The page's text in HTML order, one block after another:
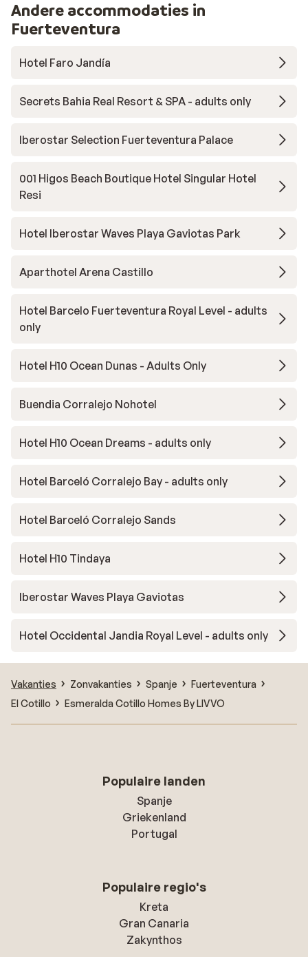
Andere accommodaties in
Fuerteventura
Hotel Faro Jandía
Secrets Bahia Real Resort & SPA - adults only
Iberostar Selection Fuerteventura Palace
001 Higos Beach Boutique Hotel Singular Hotel
Resi
Hotel Iberostar Waves Playa Gaviotas Park
Aparthotel Arena Castillo
Hotel Barcelo Fuerteventura Royal Level - adults
only
Hotel H10 Ocean Dunas - Adults Only
Buendia Corralejo Nohotel
Hotel H10 Ocean Dreams - adults only
Hotel Barceló Corralejo Bay - adults only
Hotel Barceló Corralejo Sands
Hotel H10 Tindaya
Iberostar Waves Playa Gaviotas
Hotel Occidental Jandia Royal Level - adults only
Vakanties Zonvakanties Spanje
Fuerteventura
El Cotillo
Esmeralda Cotillo Homes By LIVVO
Populaire landen
Spanje
Griekenland
Portugal
Populaire regio's
Kreta
Gran Canaria
Zakynthos